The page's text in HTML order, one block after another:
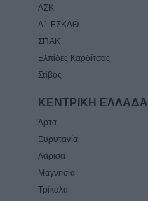
ΑΣΚ
Α1 ΕΣΚΑΘ
ΣΠΑΚ
Ελπίδες Καρδίτσας
Στίβος
ΚΕΝΤΡΙΚΗ ΕΛΛΑΔΑ
Άρτα
Ευρυτανία
Λάρισα
Μαγνησία
Τρίκαλα